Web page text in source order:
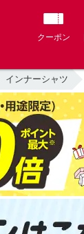
クーポン
インナーシャツ